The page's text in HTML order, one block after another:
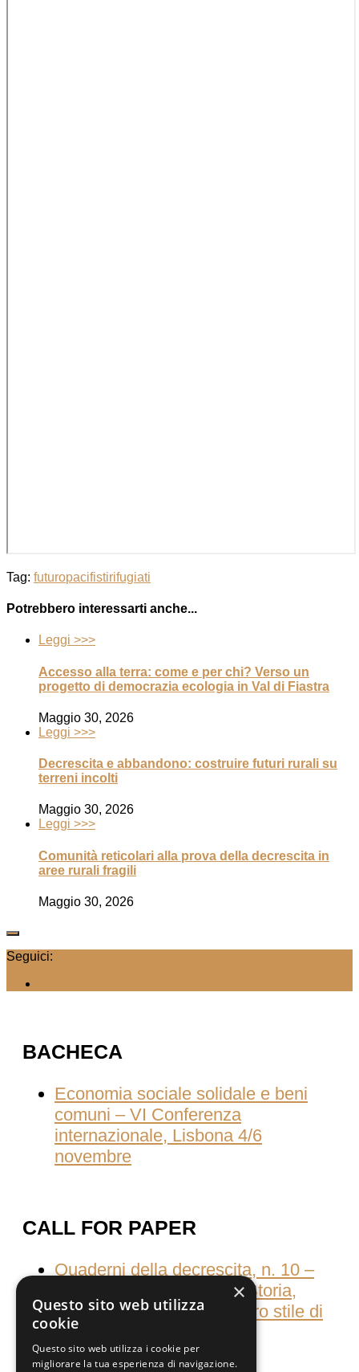
Tag: futuropacifistirifugiati
Potrebbero interessarti anche...
Leggi >>>
Accesso alla terra: come e per chi? Verso un
progetto di democrazia ecologia in Val di Fiastra
Maggio 30, 2026
Leggi >>>
Decrescita e abbandono: costruire futuri rurali su
terreni incolti
Maggio 30, 2026
Leggi >>>
Comunità reticolari alla prova della decrescita in
aree rurali fragili
Maggio 30, 2026
Seguici:
BACHECA
Economia sociale solidale e beni
comuni – VI Conferenza
internazionale, Lisbona 4/6
novembre
CALL FOR PAPER
Quaderni della decrescita, n. 10 –
Consumati dal consumo Storia,
culture e pratiche del nostro stile di
vita
×
Questo sito web utilizza
cookie
Questo sito web utilizza i cookie per
migliorare la tua esperienza di navigazione.